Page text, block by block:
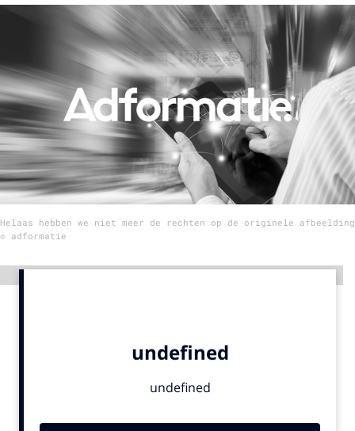
Menu
Home
9 sept: GenAI-training
12 nov: MarketingLive!
Adverteren
Helaas hebben we niet meer de rechten op de originele afbeelding
© adformatie